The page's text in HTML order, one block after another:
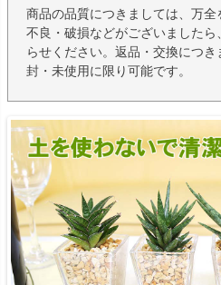
商品の品質につきましては、万
不良・破損などがございました
らせください。返品・交換につ
封・未使用に限り可能です。